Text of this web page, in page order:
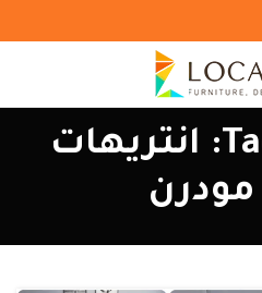
Tag Archives: انتريهات